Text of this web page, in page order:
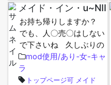
メイド・イン・u~NⅡ
お持ち帰りしますか？
でも、人〇売〇はしない
で下さいね 久しぶりの
キャラ投稿です。いろお
いろイジッテ使ってくだ
さい。 …
mod使用/あり-女-キャ
ラ
トップページ可 メイド